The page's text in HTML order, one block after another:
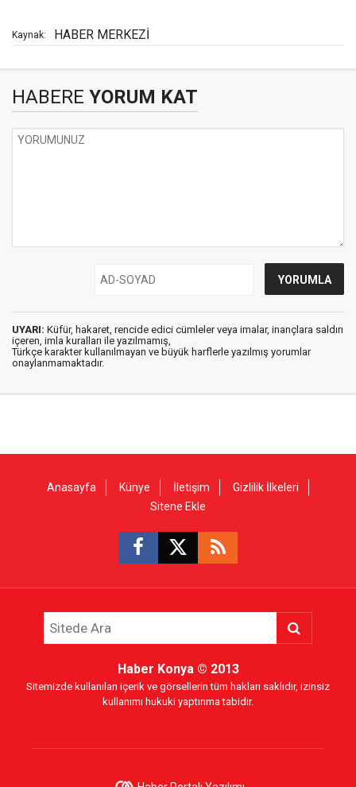
Kaynak: HABER MERKEZİ
HABERE YORUM KAT
UYARI: Küfür, hakaret, rencide edici cümleler veya imalar, inançlara saldırı
içeren, imla kuralları ile yazılmamış,
Türkçe karakter kullanılmayan ve büyük harflerle yazılmış yorumlar
onaylanmamaktadır.
Anasayfa Künye İletişim
Gizlilik İlkeleri
Sitene Ekle
Haber Konya© 2013
Sitemizde kullanılan içerik ve görsellerin tüm hakları saklıdır, izinsiz
kullanımı hukuki yaptırıma tabidir.